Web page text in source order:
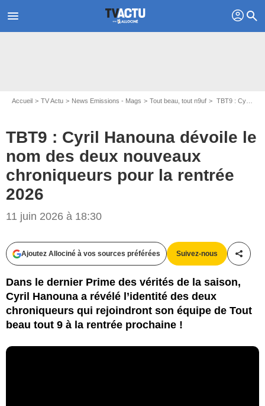
menu profil search
Accueil TV Actu News Emissions - Mags Tout beau, tout n9uf TBT9 : Cyril Hanouna dévoile le nom des deux nouveaux chroniqueurs pour la rentrée 2026
TBT9 : Cyril Hanouna dévoile le
nom des deux nouveaux
chroniqueurs pour la rentrée
2026
11 juin 2026 à 18:30
Ajoutez Allociné à vos sources préférées Suivez-nous
Dans le dernier Prime des vérités de la saison,
Cyril Hanouna a révélé l’identité des deux
chroniqueurs qui rejoindront son équipe de Tout
beau tout 9 à la rentrée prochaine !